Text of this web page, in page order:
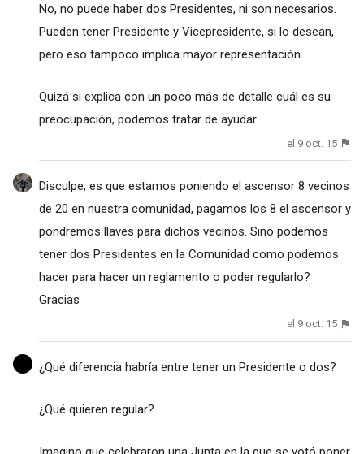
No, no puede haber dos Presidentes, ni son necesarios.
Pueden tener Presidente y Vicepresidente, si lo desean,
pero eso tampoco implica mayor representación.
Quizá si explica con un poco más de detalle cuál es su
preocupación, podemos tratar de ayudar.
el 9 oct. 15
Disculpe, es que estamos poniendo el ascensor 8 vecinos
de 20 en nuestra comunidad, pagamos los 8 el ascensor y
pondremos llaves para dichos vecinos. Sino podemos
tener dos Presidentes en la Comunidad como podemos
hacer para hacer un reglamento o poder regularlo?
Gracias
el 9 oct. 15
¿Qué diferencia habría entre tener un Presidente o dos?
¿Qué quieren regular?